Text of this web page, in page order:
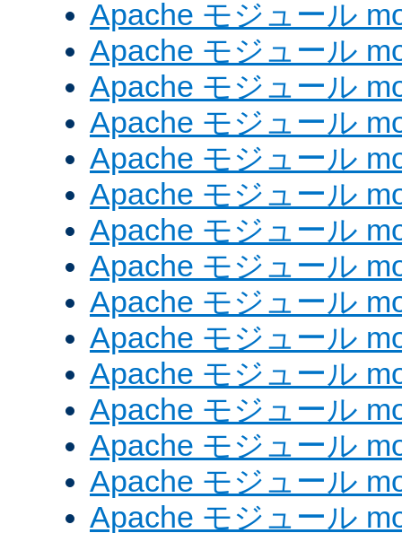
Apache モジュール
Apache モジュール
Apache モジュール
Apache モジュール
Apache モジュール
Apache モジュール
Apache モジュール
Apache モジュール
Apache モジュール
Apache モジュール
Apache モジュール
Apache モジュール
Apache モジュール
Apache モジュール
Apache モジュール